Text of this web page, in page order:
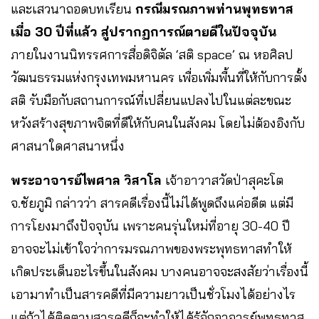
และเสวนาถอดบทเรียน กรณีมรณภาพท่านพุทธทาส
เมื่อ 30 ปีที่แล้ว สู่ปรากฏการณ์ตายดีในปัจจุบัน
ภายในงานนิทรรศการสื่อดิจิตัล ‘สติ space’ ณ หอศิลป
วัฒนธรรมแห่งกรุงเทพมหานคร เพื่อเพิ่มพื้นที่ให้กับการตั้ง
สติ รับมือกับสถานการณ์ที่เปลี่ยนแปลงไปในแต่ละขณะ
หวังสร้างสุขภาพจิตที่ดีให้กับคนในสังคม โดยไม่ต้องอิงกับ
ศาสนาใดศาสนาหนึ่ง
พระอาจารย์ไพศาล วิสาโล เจ้าอาวาสวัดป่าสุคะโต
จ.ชัยภูมิ กล่าวว่า สารคดีเรื่องนี้ไม่ได้พูดถึงแค่อดีต แต่มี
การโยงมาถึงปัจจุบัน เพราะคนรุ่นใหม่ที่อายุ 30-40 ปี
อาจจะไม่เข้าใจว่าการมรณภาพของพระพุทธทาสทำให้
เกิดประเด็นอะไรขึ้นในสังคม บางคนอาจจะสงสัยว่าเรื่องนี้
เอามาทำเป็นสารคดีที่มีความยาวเป็นชั่วโมงได้อย่างไร